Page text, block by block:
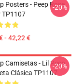
Posters - Peep Rose
TP1107
- 42,22 €
-20%
Camisetas - Lil Peep
Clásica TP1107
-20%